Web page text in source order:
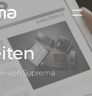
von Suprema